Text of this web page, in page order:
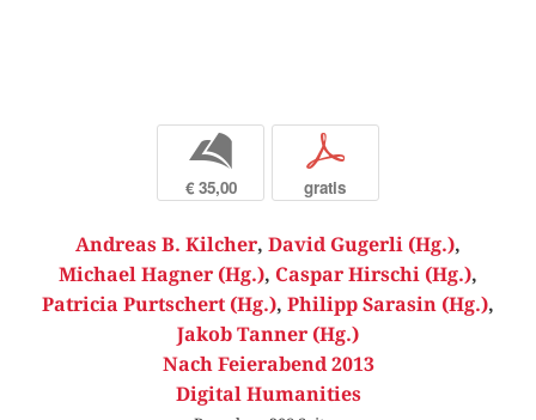
b
€ 35,00
p
gratis
Andreas B. Kilcher, David Gugerli (Hg.),
Michael Hagner (Hg.), Caspar Hirschi (Hg.),
Patricia Purtschert (Hg.), Philipp Sarasin (Hg.),
Jakob Tanner (Hg.)
Nach Feierabend 2013
Digital Humanities